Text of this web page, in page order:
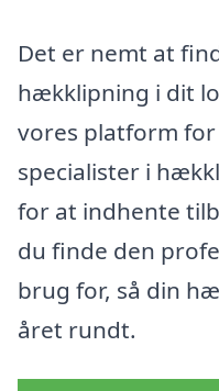
Det er nemt at
hækklipning i dit
vores platform
specialister i
for at indhente
du finde den
brug for, så din
året rundt.